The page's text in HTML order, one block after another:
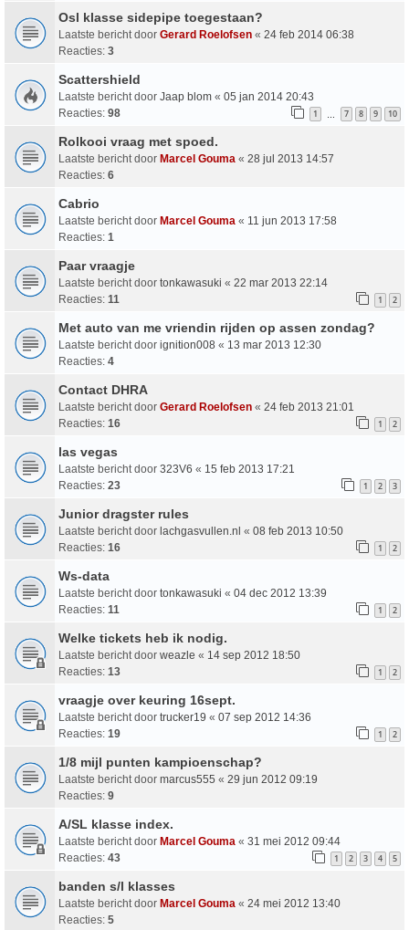
Osl klasse sidepipe toegestaan?
Laatste bericht door Gerard Roelofsen « 24 feb 2014 06:38
Reacties: 3
Scattershield
Laatste bericht door Jaap blom « 05 jan 2014 20:43
Reacties: 98 1 … 7 8 9 10
Rolkooi vraag met spoed.
Laatste bericht door Marcel Gouma « 28 jul 2013 14:57
Reacties: 6
Cabrio
Laatste bericht door Marcel Gouma « 11 jun 2013 17:58
Reacties: 1
Paar vraagje
Laatste bericht door tonkawasuki « 22 mar 2013 22:14
Reacties: 11 1 2
Met auto van me vriendin rijden op assen zondag?
Laatste bericht door ignition008 « 13 mar 2013 12:30
Reacties: 4
Contact DHRA
Laatste bericht door Gerard Roelofsen « 24 feb 2013 21:01
Reacties: 16 1 2
las vegas
Laatste bericht door 323V6 « 15 feb 2013 17:21
Reacties: 23 1 2 3
Junior dragster rules
Laatste bericht door lachgasvullen.nl « 08 feb 2013 10:50
Reacties: 16 1 2
Ws-data
Laatste bericht door tonkawasuki « 04 dec 2012 13:39
Reacties: 11 1 2
Welke tickets heb ik nodig.
Laatste bericht door weazle « 14 sep 2012 18:50
Reacties: 13 1 2
vraagje over keuring 16sept.
Laatste bericht door trucker19 « 07 sep 2012 14:36
Reacties: 19 1 2
1/8 mijl punten kampioenschap?
Laatste bericht door marcus555 « 29 jun 2012 09:19
Reacties: 9
A/SL klasse index.
Laatste bericht door Marcel Gouma « 31 mei 2012 09:44
Reacties: 43 1 2 3 4 5
banden s/l klasses
Laatste bericht door Marcel Gouma « 24 mei 2012 13:40
Reacties: 5